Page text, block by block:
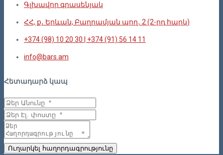
Գլխավոր գրասենյակ
ՀՀ, ք․ Երևան, Բաղրամյան պող․ 2 (2-րդ հարկ)
+374 (98) 10 20 30 | +374 (91) 56 14 11
info@bars.am
Հետադարձ կապ
Ուղարկել հաղորդագրությունը